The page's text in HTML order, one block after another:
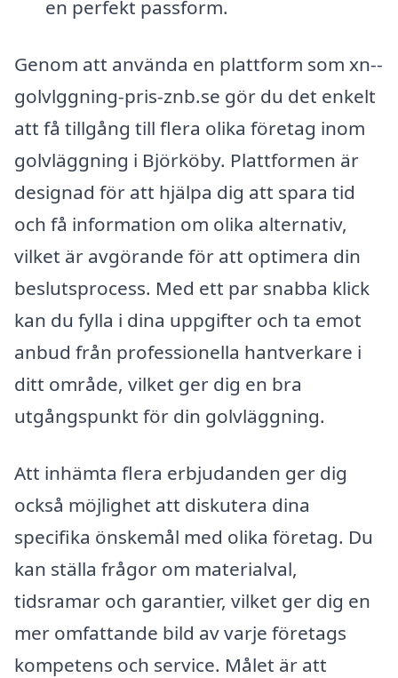
en perfekt passform.
Genom att använda en plattform som xn--
golvlggning-pris-znb.se gör du det enkelt
att få tillgång till flera olika företag inom
golvläggning i Björköby. Plattformen är
designad för att hjälpa dig att spara tid
och få information om olika alternativ,
vilket är avgörande för att optimera din
beslutsprocess. Med ett par snabba klick
kan du fylla i dina uppgifter och ta emot
anbud från professionella hantverkare i
ditt område, vilket ger dig en bra
utgångspunkt för din golvläggning.
Att inhämta flera erbjudanden ger dig
också möjlighet att diskutera dina
specifika önskemål med olika företag. Du
kan ställa frågor om materialval,
tidsramar och garantier, vilket ger dig en
mer omfattande bild av varje företags
kompetens och service. Målet är att